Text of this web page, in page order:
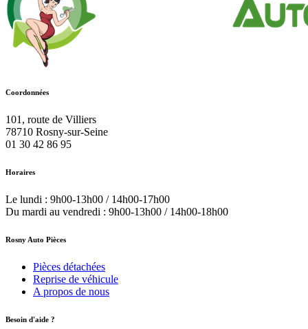
Coordonnées
101, route de Villiers
78710 Rosny-sur-Seine
01 30 42 86 95
Horaires
Le lundi : 9h00-13h00 / 14h00-17h00
Du mardi au vendredi : 9h00-13h00 / 14h00-18h00
Rosny Auto Pièces
Pièces détachées
Reprise de véhicule
A propos de nous
Besoin d'aide ?